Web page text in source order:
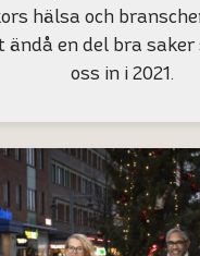
hälsa och
ändå en del bra saker
oss in i 2021.